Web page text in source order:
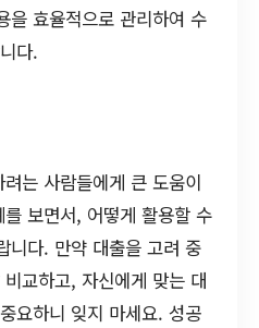
을 효율적으로 관리하여 수
다.
는 사람들에게 큰 도움이
보면서, 어떻게 활용할 수
니다. 만약 대출을 고려 중
교하고, 자신에게 맞는 대
요하니 잊지 마세요. 성공